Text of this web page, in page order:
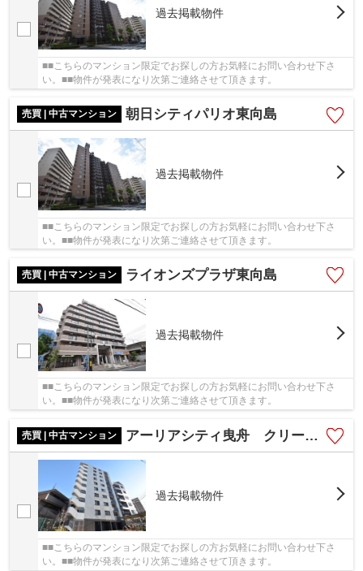
過去掲載物件
■■こちらのマンション限定でお探しの方お気軽にお問い合わせ下さ
い。■■物件が発表になり次第ご連絡させて頂きます。
売買 | 中古マンション 朝日シティパリオ東向島
過去掲載物件
■■こちらのマンション限定でお探しの方お気軽にお問い合わせ下さ
い。■■物件が発表になり次第ご連絡させて頂きます。
売買 | 中古マンション ライオンズプラザ東向島
過去掲載物件
■■こちらのマンション限定でお探しの方お気軽にお問い合わせ下さ
い。■■物件が発表になり次第ご連絡させて頂きます。
売買 | 中古マンション アーリアシティ曳舟 クリーニング済
過去掲載物件
■■こちらのマンション限定でお探しの方お気軽にお問い合わせ下さ
い。■■物件が発表になり次第ご連絡させて頂きます。